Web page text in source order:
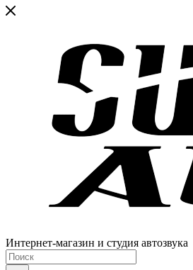
Интернет-магазин и студия автозвука